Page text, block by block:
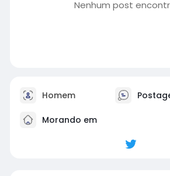
Nenhum post
Homem
Morando em